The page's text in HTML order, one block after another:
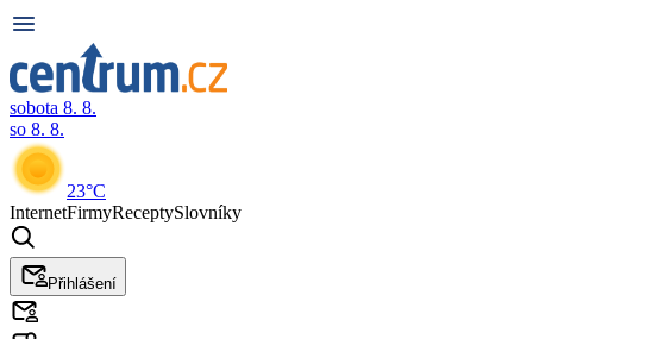
sobota 8. 8.
so 8. 8.
23°C
InternetFirmyReceptySlovníky
Přihlášení